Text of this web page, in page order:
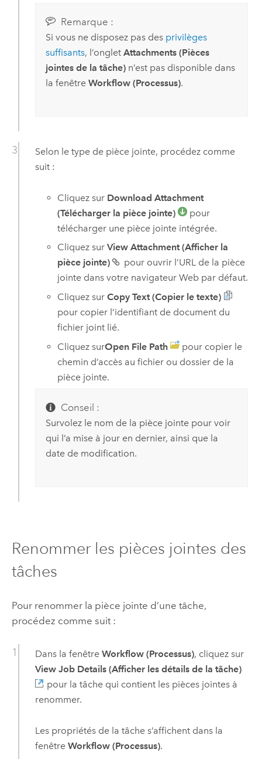
Remarque :
Si vous ne disposez pas des privilèges
suffisants, l’onglet Attachments (Pièces
jointes de la tâche)n’est pas disponible dans
la fenêtre Workflow (Processus).
Selon le type de pièce jointe, procédez comme
suit :
Cliquez sur Download Attachment
(Télécharger la pièce jointe)
pour
télécharger une pièce jointe intégrée.
Cliquez surView Attachment (Afficher la
pièce jointe)
pour ouvrir l’URL de la pièce
jointe dans votre navigateur Web par défaut.
Cliquez surCopy Text (Copier le texte)
pour copier l’identifiant de document du
fichier joint lié.
Cliquez surOpen File Path
pour copier le
chemin d’accès au fichier ou dossier de la
pièce jointe.
Conseil :
Survolez le nom de la pièce jointe pour voir
qui l’a mise à jour en dernier, ainsi que la
date de modification.
Renommer les pièces jointes des
tâches
Pour renommer la pièce jointe d’une tâche,
procédez comme suit :
Dans la fenêtre Workflow (Processus), cliquez sur
View Job Details (Afficher les détails de la tâche)
pour la tâche qui contient les pièces jointes à
renommer.
Les propriétés de la tâche s’affichent dans la
fenêtre Workflow (Processus).